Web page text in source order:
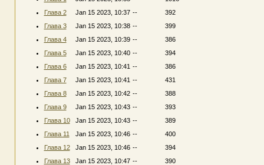
Глава 2
Jan 15 2023, 10:37 --
392
Глава 3
Jan 15 2023, 10:38 --
399
Глава 4
Jan 15 2023, 10:39 --
386
Глава 5
Jan 15 2023, 10:40 --
394
Глава 6
Jan 15 2023, 10:41 --
386
Глава 7
Jan 15 2023, 10:41 --
431
Глава 8
Jan 15 2023, 10:42 --
388
Глава 9
Jan 15 2023, 10:43 --
393
Глава 10
Jan 15 2023, 10:43 --
389
Глава 11
Jan 15 2023, 10:46 --
400
Глава 12
Jan 15 2023, 10:46 --
394
Глава 13
Jan 15 2023, 10:47 --
390